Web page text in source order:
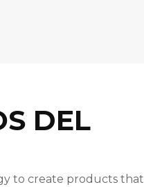
DEL
to create products that